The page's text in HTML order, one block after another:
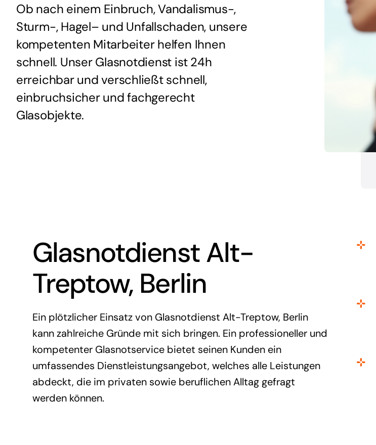
Ob nach einem Einbruch, Vandalismus-,
Sturm-, Hagel– und Unfallschaden, unsere
kompetenten Mitarbeiter helfen Ihnen
schnell. Unser Glasnotdienst ist 24h
erreichbar und verschließt schnell,
einbruchsicher und fachgerecht
Glasobjekte.
Glasnotdienst Alt-
Treptow, Berlin
Ein plötzlicher Einsatz von Glasnotdienst Alt-Treptow, Berlin
kann zahlreiche Gründe mit sich bringen. Ein professioneller und
kompetenter Glasnotservice bietet seinen Kunden ein
umfassendes Dienstleistungsangebot, welches alle Leistungen
abdeckt, die im privaten sowie beruflichen Alltag gefragt
werden können.